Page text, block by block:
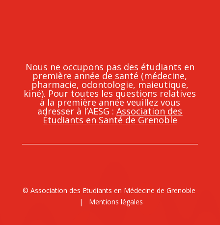
Nous ne occupons pas des étudiants en
première année de santé (médecine,
pharmacie, odontologie, maieutique,
kiné). Pour toutes les questions relatives
à la première année veuillez vous
adresser à l’AESG :Association des
Étudiants en Santé de Grenoble
© Association des Etudiants en Médecine de Grenoble
| Mentions légales